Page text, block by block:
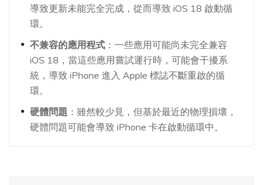
導致更新未能完全完成，從而導致 iOS 18 啟動循
環。
不兼容的應用程式 ：一些應用可能尚未完全兼容
iOS 18，當這些應用嘗試運行時，可能會干擾系
統，導致 iPhone 進入 Apple 標誌不斷重啟的循
環。
硬體問題 ：雖然較少見，但基於最近的物理損壞，
硬體問題可能會導致 iPhone 卡在啟動循環中。